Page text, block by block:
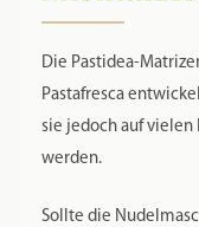
Die Pastidea-
Pastafresca
sie jedoch auf
werden.
Sollte die